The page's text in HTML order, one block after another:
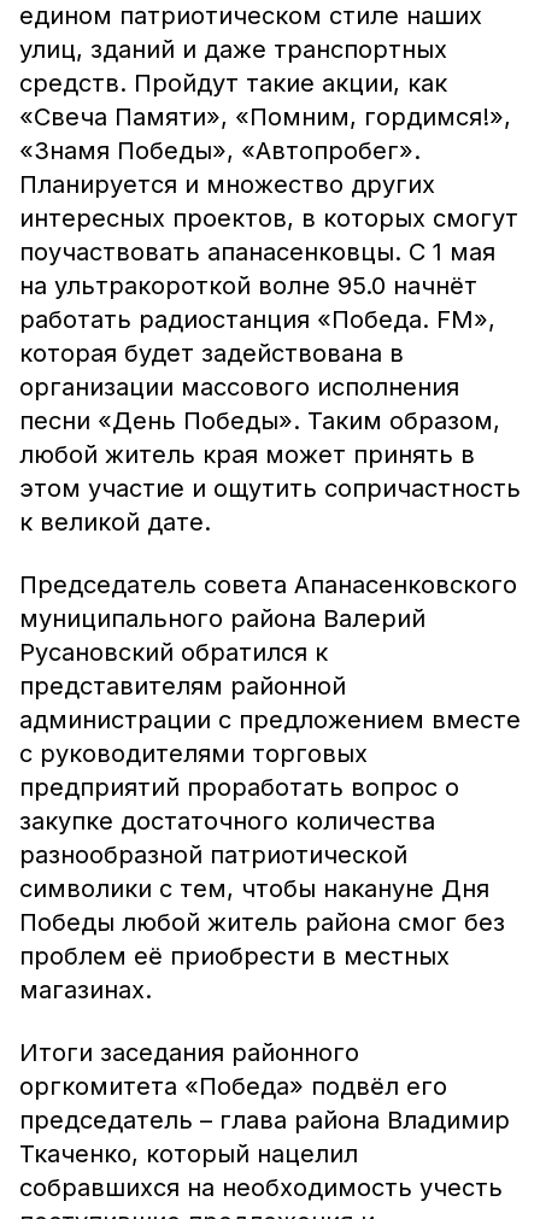
едином патриотическом стиле наших
улиц, зданий и даже транспортных
средств. Пройдут такие акции, как
«Свеча Памяти», «Помним, гордимся!»,
«Знамя Победы», «Автопробег».
Планируется и множество других
интересных проектов, в которых смогут
поучаствовать апанасенковцы. С 1 мая
на ультракороткой волне 95.0 начнёт
работать радиостанция «Победа. FM»,
которая будет задействована в
организации массового исполнения
песни «День Победы». Таким образом,
любой житель края может принять в
этом участие и ощутить сопричастность
к великой дате.
Председатель совета Апанасенковского
муниципального района Валерий
Русановский обратился к
представителям районной
администрации с предложением вместе
с руководителями торговых
предприятий проработать вопрос о
закупке достаточного количества
разнообразной патриотической
символики с тем, чтобы накануне Дня
Победы любой житель района смог без
проблем её приобрести в местных
магазинах.
Итоги заседания районного
оргкомитета «Победа» подвёл его
председатель – глава района Владимир
Ткаченко, который нацелил
собравшихся на необходимость учесть